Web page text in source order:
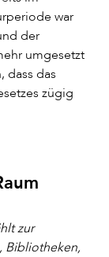
war
der
umgesetzt
dass das
zügig
zur
Bibliotheken,